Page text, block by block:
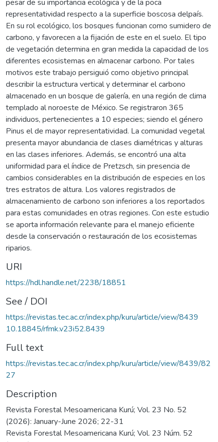
pesar de su importancia ecológica y de la poca
representatividad respecto a la superficie boscosa delpaís.
En su rol ecológico, los bosques funcionan como sumidero de
carbono, y favorecen a la fijación de este en el suelo. El tipo
de vegetación determina en gran medida la capacidad de los
diferentes ecosistemas en almacenar carbono. Por tales
motivos este trabajo persiguió como objetivo principal
describir la estructura vertical y determinar el carbono
almacenado en un bosque de galería, en una región de clima
templado al noroeste de México. Se registraron 365
individuos, pertenecientes a 10 especies; siendo el género
Pinus el de mayor representatividad. La comunidad vegetal
presenta mayor abundancia de clases diamétricas y alturas
en las clases inferiores. Además, se encontró una alta
uniformidad para el índice de Pretzsch, sin presencia de
cambios considerables en la distribución de especies en los
tres estratos de altura. Los valores registrados de
almacenamiento de carbono son inferiores a los reportados
para estas comunidades en otras regiones. Con este estudio
se aporta información relevante para el manejo eficiente
desde la conservación o restauración de los ecosistemas
riparios.
URI
https://hdl.handle.net/2238/18851
See / DOI
https://revistas.tec.ac.cr/index.php/kuru/article/view/8439
10.18845/rfmk.v23i52.8439
Full text
https://revistas.tec.ac.cr/index.php/kuru/article/view/8439/82
27
Description
Revista Forestal Mesoamericana Kurú; Vol. 23 No. 52
(2026): January-June 2026; 22-31
Revista Forestal Mesoamericana Kurú; Vol. 23 Núm. 52